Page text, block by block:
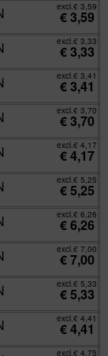
excl.€ 3,59
€3,59
excl.€ 3,33
€3,33
excl.€ 3,41
€3,41
excl.€ 3,70
€3,70
excl.€ 4,17
€4,17
excl.€ 5,25
€5,25
excl.€ 6,26
€6,26
excl.€ 7,00
€7,00
excl.€ 5,33
€5,33
excl.€ 4,41
€4,41
excl.€ 4,75